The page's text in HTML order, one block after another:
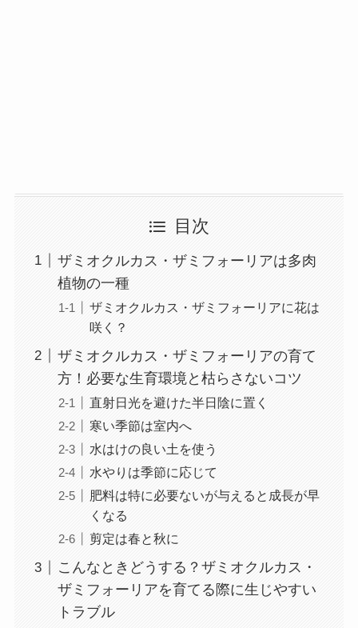
目次
ザミオクルカス・ザミフォーリアは多肉
植物の一種
ザミオクルカス・ザミフォーリアに花は
咲く？
ザミオクルカス・ザミフォーリアの育て
方！必要な生育環境と枯らさないコツ
直射日光を避けた半日陰に置く
寒い季節は室内へ
水はけの良い土を使う
水やりは季節に応じて
肥料は特に必要ないが与えると成長が早
くなる
剪定は春と秋に
こんなときどうする？ザミオクルカス・
ザミフォーリアを育てる際に生じやすい
トラブル